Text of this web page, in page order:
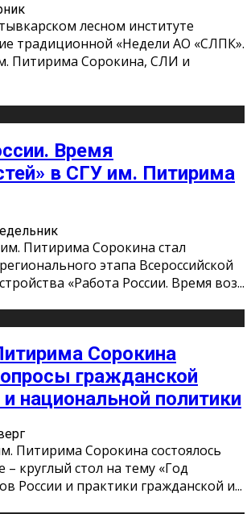
лесном институте
традиционной «Недели АО «СЛПК».
Питирима Сорокина, СЛИ и
Время
в СГУ им. Питирима
Питирима Сорокина стал
этапа Всероссийской
«Работа России. Время воз...
Сорокина
гражданской
и национальной политики
Питирима Сорокина состоялось
– круглый стол на тему «Год
России и практики гражданской и...